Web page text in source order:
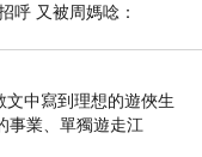
呼 又被周媽唸：
中寫到理想的遊俠生
事業、單獨遊走江